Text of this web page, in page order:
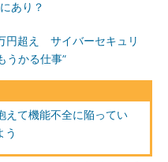
あり？
円超え サイバーセキュリ
うかる仕事”
えて機能不全に陥ってい
う